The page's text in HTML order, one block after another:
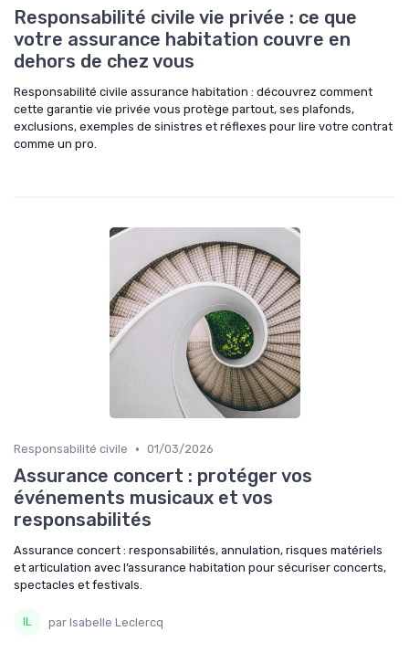
Responsabilité civile vie privée : ce que
votre assurance habitation couvre en
dehors de chez vous
Responsabilité civile assurance habitation : découvrez comment
cette garantie vie privée vous protège partout, ses plafonds,
exclusions, exemples de sinistres et réflexes pour lire votre contrat
comme un pro.
Responsabilité civile • 01/03/2026
Assurance concert : protéger vos
événements musicaux et vos
responsabilités
Assurance concert : responsabilités, annulation, risques matériels
et articulation avec l’assurance habitation pour sécuriser concerts,
spectacles et festivals.
par Isabelle Leclercq